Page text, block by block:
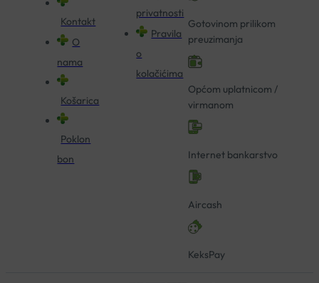
Kontakt
O
nama
Košarica
Poklon
bon
privatnosti
Pravila
o
kolačićima
Gotovinom prilikom
preuzimanja
Općom uplatnicom /
virmanom
Internet bankarstvo
Aircash
KeksPay